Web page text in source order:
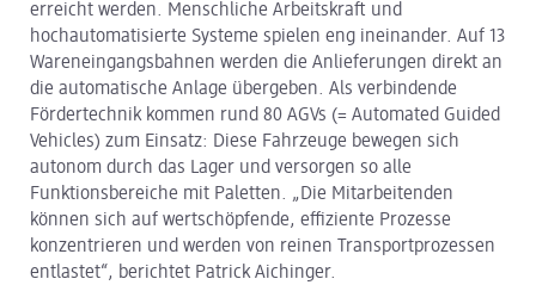
erreicht werden. Menschliche Arbeitskraft und
hochautomatisierte Systeme spielen eng ineinander. Auf 13
Wareneingangsbahnen werden die Anlieferungen direkt an
die automatische Anlage übergeben. Als verbindende
Fördertechnik kommen rund 80 AGVs (= Automated Guided
Vehicles) zum Einsatz: Diese Fahrzeuge bewegen sich
autonom durch das Lager und versorgen so alle
Funktionsbereiche mit Paletten. „Die Mitarbeitenden
können sich auf wertschöpfende, effiziente Prozesse
konzentrieren und werden von reinen Transportprozessen
entlastet“, berichtet Patrick Aichinger.